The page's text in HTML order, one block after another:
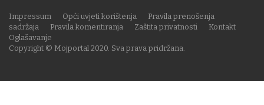
Copyright © Mojportal 2020. Sva prava pridržana.
Impressum Opći uvjeti korištenja
Pravila prenošenja
sadržaja
Pravila komentiranja Zaštita privatnosti
Kontakt
Oglašavanje